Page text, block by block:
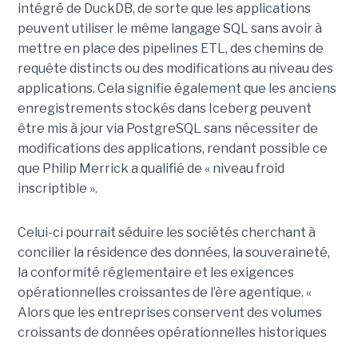
intégré de DuckDB, de sorte que les applications
peuvent utiliser le même langage SQL sans avoir à
mettre en place des pipelines ETL, des chemins de
requête distincts ou des modifications au niveau des
applications. Cela signifie également que les anciens
enregistrements stockés dans Iceberg peuvent
être mis à jour via PostgreSQL sans nécessiter de
modifications des applications, rendant possible ce
que Philip Merrick a qualifié de « niveau froid
inscriptible ».
Celui-ci pourrait séduire les sociétés cherchant à
concilier la résidence des données, la souveraineté,
la conformité réglementaire et les exigences
opérationnelles croissantes de l’ère agentique. «
Alors que les entreprises conservent des volumes
croissants de données opérationnelles historiques